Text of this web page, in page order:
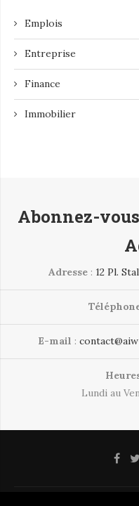
Emplois
Entreprise
Finance
Immobilier
Abonnez-
Adresse : 12 Pl.
E-mail :
Lundi au